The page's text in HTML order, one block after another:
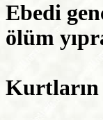
Ebedi
ölüm
Kurtların